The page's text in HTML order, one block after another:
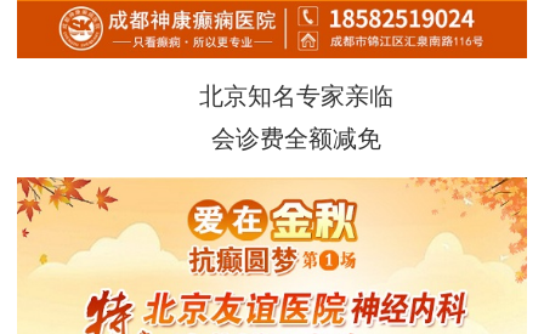
北京知名专家亲临
会诊费全额减免